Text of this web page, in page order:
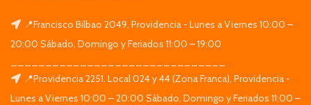
📍Francisco Bilbao 2049, Providencia - Lunes a Viernes 10:00 –
20:00 Sábado, Domingo y Feriados 11:00 – 19:00
📍Providencia 2251. Local 024 y 44 (Zona Franca), Providencia -
Lunes a Viernes 10:00 – 20:00 Sábado, Domingo y Feriados 11:00 –